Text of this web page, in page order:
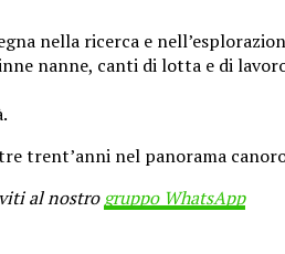
nella ricerca e
nanne, canti di lotta e di
trent’anni nel panorama
al nostrogruppo WhatsApp